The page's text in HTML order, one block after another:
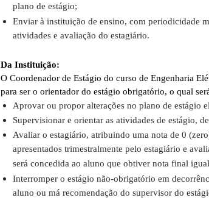
plano de estágio;
Enviar à instituição de ensino, com periodicidade
atividades e avaliação do estagiário.
Da Instituição:
O Coordenador de Estágio do curso de Engenharia
para ser o orientador do estágio obrigatório, o qual
Aprovar ou propor alterações no plano de estágio
Supervisionar e orientar as atividades de estágio,
Avaliar o estagiário, atribuindo uma nota de 0
apresentados trimestralmente pelo estagiário e
será concedida ao aluno que obtiver nota final
Interromper o estágio não-obrigatório em
aluno ou má recomendação do supervisor do